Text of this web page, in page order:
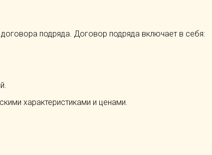
подряда. Договор подряда включает в себя:
характеристиками и ценами.